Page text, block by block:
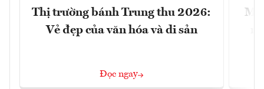
Thị trường bánh Trung thu 2026:
Vẻ đẹp của văn hóa và di sản
Đọc ngay